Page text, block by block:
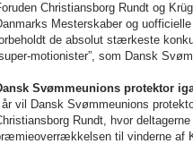
Christiansborg Rundt og
Mesterskaber og
de absolut stærkeste
motionister”, som Dansk
Svømmeunions protektor
I år vil Dansk Svømmeunions
Rundt, hvor
til vinderne af